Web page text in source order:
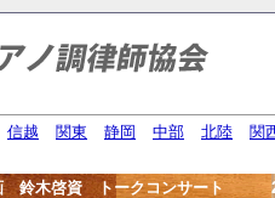
信越 関東 静岡 中部 北陸 関
鈴木啓資 トークコンサート